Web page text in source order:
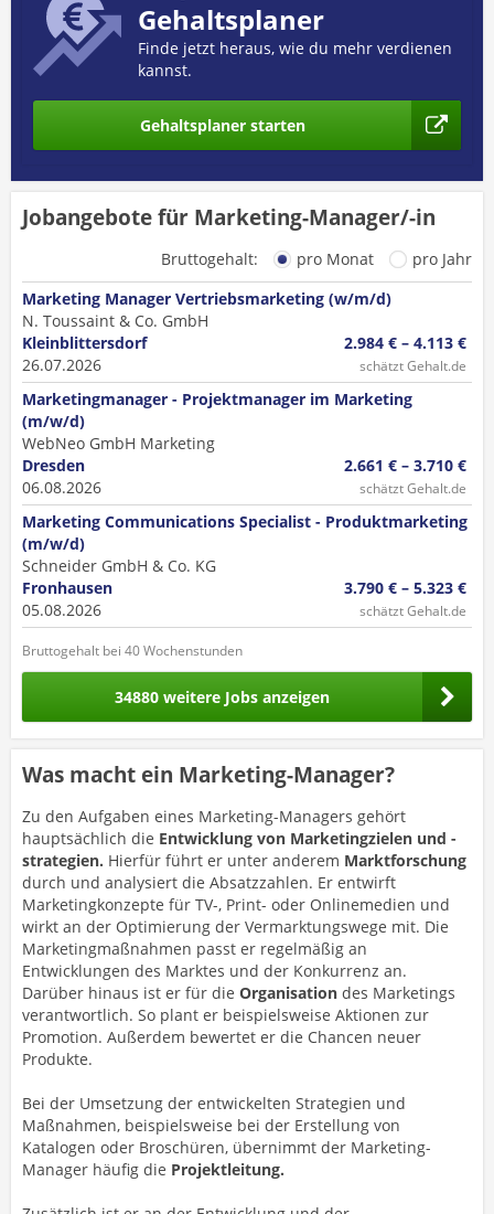
Gehaltsplaner
Finde jetzt heraus, wie du mehr verdienen
kannst.
Gehaltsplaner starten
Jobangebote für Marketing-Manager/-in
Bruttogehalt: pro Monat
pro Jahr
Marketing Manager Vertriebsmarketing (w/m/d)
N. Toussaint & Co. GmbH
Kleinblittersdorf
26.07.2026
2.984 € – 4.113 €
schätzt Gehalt.de
Marketingmanager - Projektmanager im Marketing
(m/w/d)
WebNeo GmbH Marketing
Dresden
06.08.2026
2.661 € – 3.710 €
schätzt Gehalt.de
Marketing Communications Specialist - Produktmarketing
(m/w/d)
Schneider GmbH & Co. KG
Fronhausen
05.08.2026
3.790 € – 5.323 €
schätzt Gehalt.de
Bruttogehalt bei 40 Wochenstunden
34880 weitere Jobs anzeigen
Was macht ein Marketing-Manager?
Zu den Aufgaben eines Marketing-Managers gehört
hauptsächlich die Entwicklung von Marketingzielen und -
strategien. Hierfür führt er unter anderem Marktforschung
durch und analysiert die Absatzzahlen. Er entwirft
Marketingkonzepte für TV-, Print- oder Onlinemedien und
wirkt an der Optimierung der Vermarktungswege mit. Die
Marketingmaßnahmen passt er regelmäßig an
Entwicklungen des Marktes und der Konkurrenz an.
Darüber hinaus ist er für die Organisation des Marketings
verantwortlich. So plant er beispielsweise Aktionen zur
Promotion. Außerdem bewertet er die Chancen neuer
Produkte.
Bei der Umsetzung der entwickelten Strategien und
Maßnahmen, beispielsweise bei der Erstellung von
Katalogen oder Broschüren, übernimmt der Marketing-
Manager häufig die Projektleitung.